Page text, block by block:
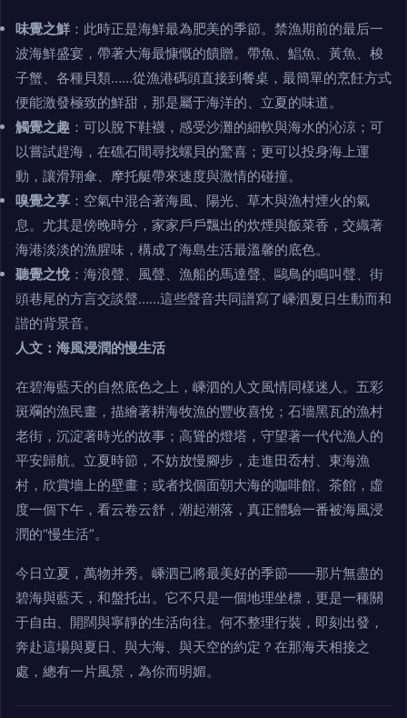
味覺之鮮 ：此時正是海鮮最為肥美的季節。禁漁期前的最后一
波海鮮盛宴，帶著大海最慷慨的饋贈。帶魚、鯧魚、黃魚、梭
子蟹、各種貝類……從漁港碼頭直接到餐桌，最簡單的烹飪方式
便能激發極致的鮮甜，那是屬于海洋的、立夏的味道。
觸覺之趣 ：可以脫下鞋襪，感受沙灘的細軟與海水的沁涼；可
以嘗試趕海，在礁石間尋找螺貝的驚喜；更可以投身海上運
動，讓滑翔傘、摩托艇帶來速度與激情的碰撞。
嗅覺之享 ：空氣中混合著海風、陽光、草木與漁村煙火的氣
息。尤其是傍晚時分，家家戶戶飄出的炊煙與飯菜香，交織著
海港淡淡的漁腥味，構成了海島生活最溫馨的底色。
聽覺之悅 ：海浪聲、風聲、漁船的馬達聲、鷗鳥的鳴叫聲、街
頭巷尾的方言交談聲……這些聲音共同譜寫了嵊泗夏日生動而和
諧的背景音。
人文：海風浸潤的慢生活
在碧海藍天的自然底色之上，嵊泗的人文風情同樣迷人。五彩
斑斕的漁民畫，描繪著耕海牧漁的豐收喜悅；石墻黑瓦的漁村
老街，沉淀著時光的故事；高聳的燈塔，守望著一代代漁人的
平安歸航。立夏時節，不妨放慢腳步，走進田岙村、東海漁
村，欣賞墻上的壁畫；或者找個面朝大海的咖啡館、茶館，虛
度一個下午，看云卷云舒，潮起潮落，真正體驗一番被海風浸
潤的“慢生活”。
今日立夏，萬物并秀。嵊泗已將最美好的季節——那片無盡的
碧海與藍天，和盤托出。它不只是一個地理坐標，更是一種關
于自由、開闊與寧靜的生活向往。何不整理行裝，即刻出發，
奔赴這場與夏日、與大海、與天空的約定？在那海天相接之
處，總有一片風景，為你而明媚。